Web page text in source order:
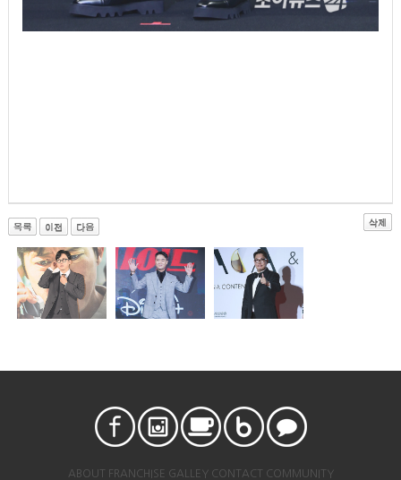
ABOUT FRANCHISE GALLEY CONTACT COMMUNITY